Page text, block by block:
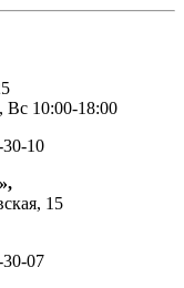
10:00-18:00
10
15
07